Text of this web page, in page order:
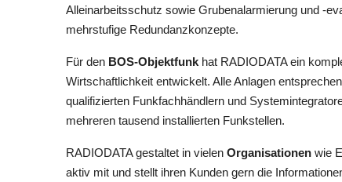
Alleinarbeitsschutz sowie Grubenalarmierung und -
mehrstufige Redundanzkonzepte.
Für den BOS-Objektfunk hat RADIODATA ein
Wirtschaftlichkeit entwickelt. Alle Anlagen
qualifizierten Funkfachhändlern und
mehreren tausend installierten Funkstellen.
RADIODATA gestaltet in vielen Organisationen wie
aktiv mit und stellt ihren Kunden gern die